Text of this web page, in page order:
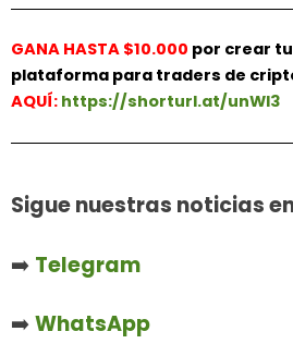
GANA HASTA $10.000 por crear
plataforma para traders de
AQUÍ: https://shorturl.at/unWl3
Sigue nuestras noticias
➡️ Telegram
➡️WhatsApp